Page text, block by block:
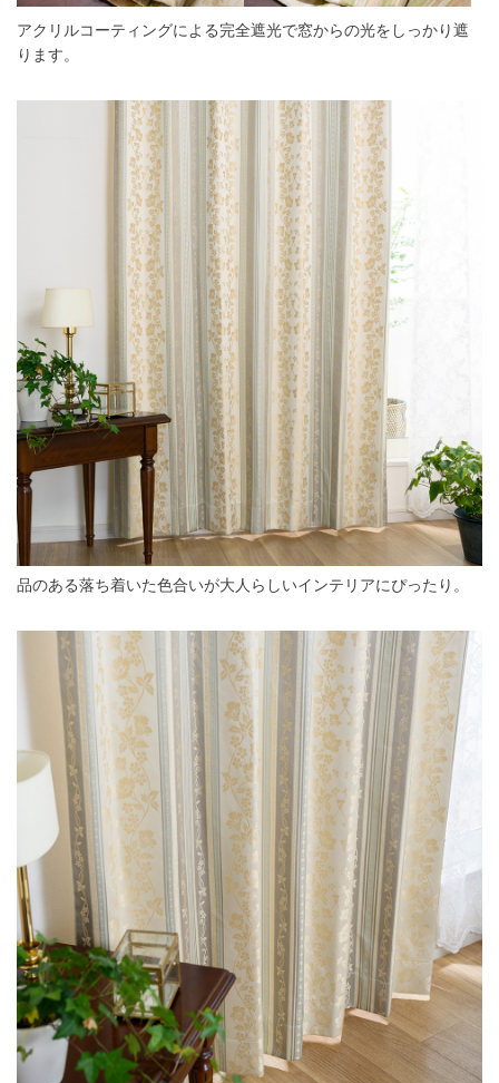
アクリルコーティングによる完全遮光で窓からの光をしっかり遮
ります。
品のある落ち着いた色合いが大人らしいインテリアにぴったり。